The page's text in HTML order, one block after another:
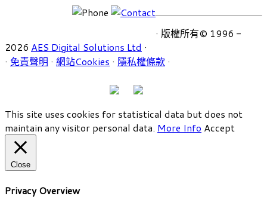
· 版權所有© 1996 -
2026 AES Digital Solutions Ltd ·
· 免責聲明 · 網站Cookies · 隱私權條款 ·
This site uses cookies for statistical data but does not
maintain any visitor personal data. More Info Accept
Close
Privacy Overview